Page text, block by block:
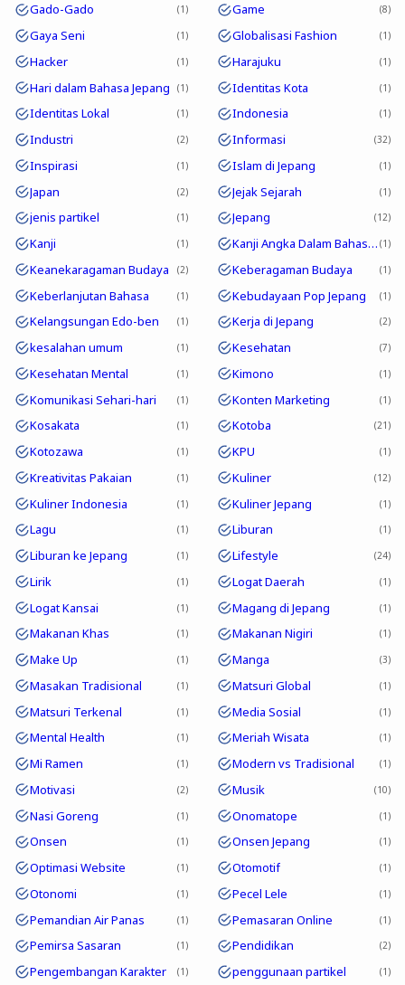
Gado-Gado 1 Game 8
Gaya Seni 1 Globalisasi Fashion 1
Hacker 1 Harajuku 1
Hari dalam Bahasa Jepang 1 Identitas Kota 1
Identitas Lokal 1 Indonesia 1
Industri 2 Informasi 32
Inspirasi 1 Islam di Jepang 1
Japan 2 Jejak Sejarah 1
jenis partikel 1 Jepang 12
Kanji 1 Kanji Angka Dalam Bahasa Jepang 1
Keanekaragaman Budaya 2 Keberagaman Budaya 1
Keberlanjutan Bahasa 1 Kebudayaan Pop Jepang 1
Kelangsungan Edo-ben 1 Kerja di Jepang 2
kesalahan umum 1 Kesehatan 7
Kesehatan Mental 1 Kimono 1
Komunikasi Sehari-hari 1 Konten Marketing 1
Kosakata 1 Kotoba 21
Kotozawa 1 KPU 1
Kreativitas Pakaian 1 Kuliner 12
Kuliner Indonesia 1 Kuliner Jepang 1
Lagu 1 Liburan 1
Liburan ke Jepang 1 Lifestyle 24
Lirik 1 Logat Daerah 1
Logat Kansai 1 Magang di Jepang 1
Makanan Khas 1 Makanan Nigiri 1
Make Up 1 Manga 3
Masakan Tradisional 1 Matsuri Global 1
Matsuri Terkenal 1 Media Sosial 1
Mental Health 1 Meriah Wisata 1
Mi Ramen 1 Modern vs Tradisional 1
Motivasi 2 Musik 10
Nasi Goreng 1 Onomatope 1
Onsen 1 Onsen Jepang 1
Optimasi Website 1 Otomotif 1
Otonomi 1 Pecel Lele 1
Pemandian Air Panas 1 Pemasaran Online 1
Pemirsa Sasaran 1 Pendidikan 2
Pengembangan Karakter 1 penggunaan partikel 1